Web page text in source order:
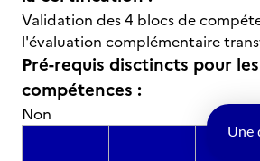
Validation des 4 blocs de
l'évaluation complémentaire
Pré-requis disctincts pour
compétences :
Non
Une